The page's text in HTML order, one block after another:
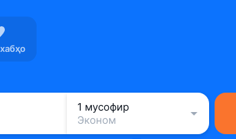
1 мусофир
Эконом